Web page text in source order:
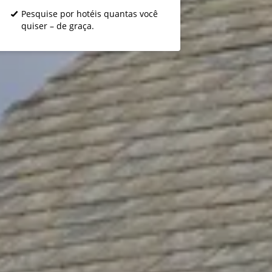
Pesquise por hotéis quantas você
quiser – de graça.